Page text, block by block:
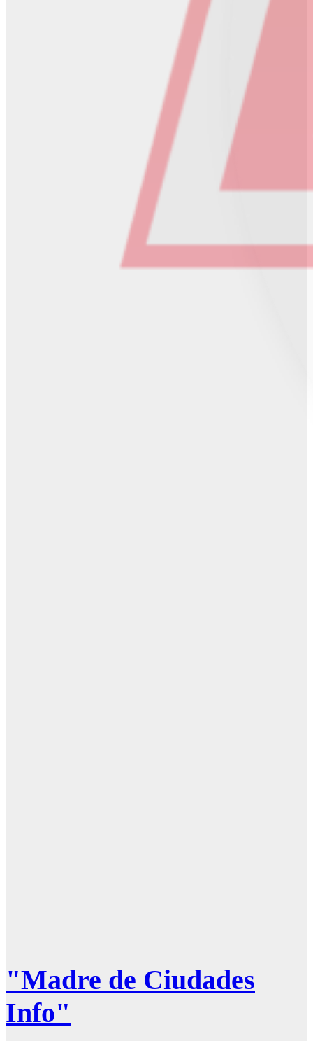
"Madre de Ciudades
Info"